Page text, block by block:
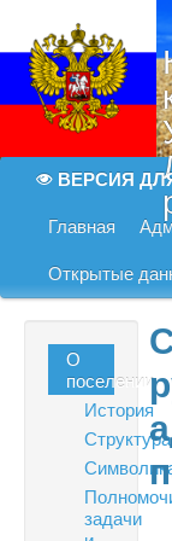
ВЕРСИЯ
Главная
Открытые
О
поселении
История
Структура
задачи